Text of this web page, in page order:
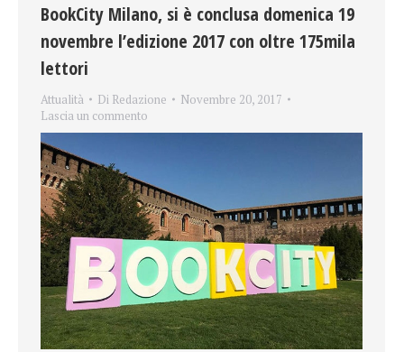
BookCity Milano, si è conclusa domenica 19
novembre l’edizione 2017 con oltre 175mila
lettori
Attualità Di Redazione
Novembre 20, 2017
Lascia un commento